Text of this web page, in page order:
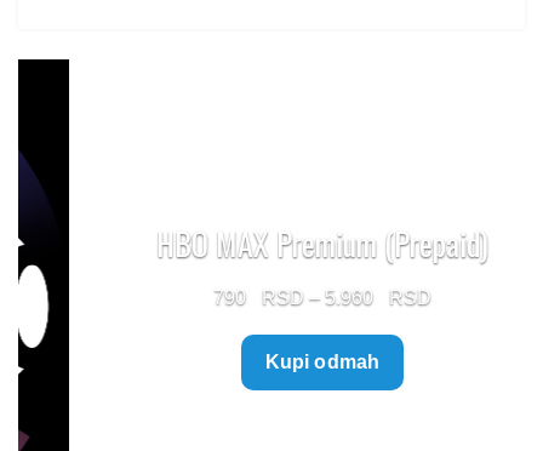
HBO MAX Premium (Prepaid)
– 5.960
Price
range:
Kupi odmah